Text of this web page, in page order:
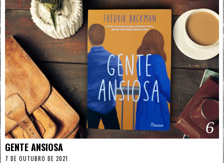
6
GENTE ANSIOSA
7 DE OUTUBRO DE 2021